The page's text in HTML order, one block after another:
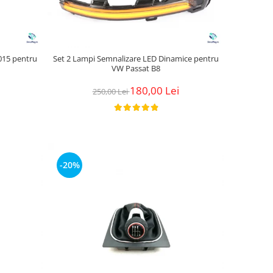
pentru
Set 2 Lampi Semnalizare LED Dinamice pentru
VW Passat B8
250,00 Lei180,00 Lei
-20%